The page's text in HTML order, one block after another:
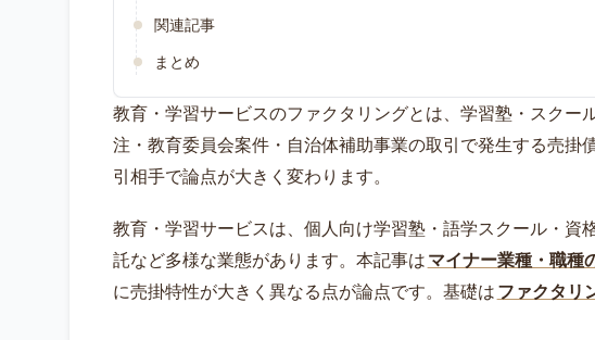
関連記事
まとめ
教育・学習サービスのファクタリングとは、学習塾・スクー
注・教育委員会案件・自治体補助事業の取引で発生する売掛
引相手で論点が大きく変わります。
教育・学習サービスは、個人向け学習塾・語学スクール・資
託など多様な業態があります。本記事は マイナー業種・職種
に売掛特性が大きく異なる点が論点です。基礎は ファクタリ